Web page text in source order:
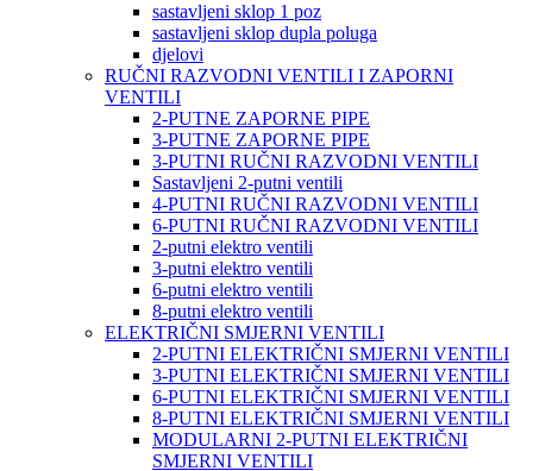
sastavljeni sklop 1 poz
sastavljeni sklop dupla poluga
djelovi
RUČNI RAZVODNI VENTILI I ZAPORNI
VENTILI
2-PUTNE ZAPORNE PIPE
3-PUTNE ZAPORNE PIPE
3-PUTNI RUČNI RAZVODNI VENTILI
Sastavljeni 2-putni ventili
4-PUTNI RUČNI RAZVODNI VENTILI
6-PUTNI RUČNI RAZVODNI VENTILI
2-putni elektro ventili
3-putni elektro ventili
6-putni elektro ventili
8-putni elektro ventili
ELEKTRIČNI SMJERNI VENTILI
2-PUTNI ELEKTRIČNI SMJERNI VENTILI
3-PUTNI ELEKTRIČNI SMJERNI VENTILI
6-PUTNI ELEKTRIČNI SMJERNI VENTILI
8-PUTNI ELEKTRIČNI SMJERNI VENTILI
MODULARNI 2-PUTNI ELEKTRIČNI
SMJERNI VENTILI